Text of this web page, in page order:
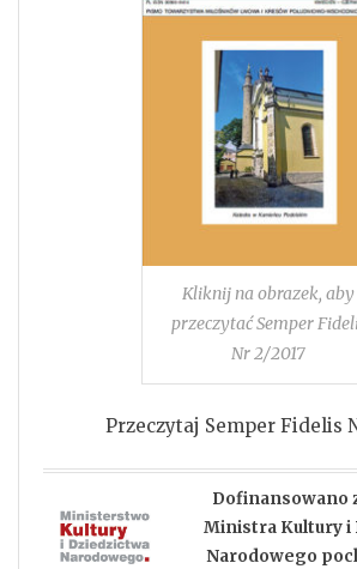
Kliknij na obrazek, aby
przeczytać Semper
Nr 2/2017
Przeczytaj Semper Fidelis
Dofinansowano
Ministra Kultury i
Narodowego